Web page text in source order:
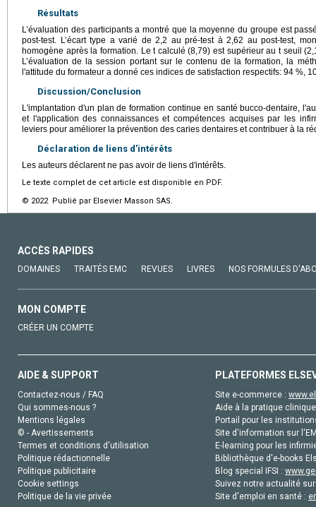
Résultats
L’évaluation des participants a montré que la moyenne du groupe est
post-test. L’écart type a varié de 2,2 au pré-test à 2,62 au post-test,
homogène après la formation. Le t calculé (8,79) est supérieur au t seuil
L’évaluation de la session portant sur le contenu de la formation, la
l'attitude du formateur a donné ces indices de satisfaction respectifs: 94 %,
Discussion/Conclusion
L'implantation d'un plan de formation continue en santé bucco-dentaire,
et l'application des connaissances et compétences acquises par les
leviers pour améliorer la prévention des caries dentaires et contribuer à la
Déclaration de liens d'intérêts
Les auteurs déclarent ne pas avoir de liens d'intérêts.
Le texte complet de cet article est disponible en PDF.
© 2022 Publié par Elsevier Masson SAS.
ACCÈS RAPIDES
DOMAINES TRAITÉS EMC REVUES LIVRES NOS FORMULES
MON COMPTE
CRÉER UN COMPTE
AIDE & SUPPORT
Contactez-nous / FAQ
Qui sommes-nous ?
Mentions légales
© - Avertissements
Termes et conditions d'utilisation
Politique rédactionnelle
Politique publicitaire
Cookie settings
Politique de la vie privée
PLATEFORMES
Site e-commerce :
Aide à la pratique
Portail pour les
Site d'information sur
E-learning pour les
Bibliothèque d'e-books
Blog special IFSI :
Suivez notre actualité
Site d'emploi en santé :